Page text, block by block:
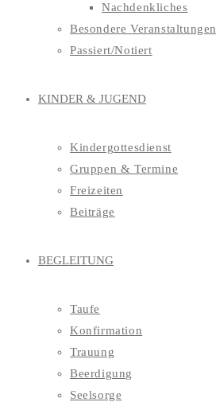
Nachdenkliches
Besondere Veranstaltungen
Passiert/Notiert
KINDER & JUGEND
Kindergottesdienst
Gruppen & Termine
Freizeiten
Beiträge
BEGLEITUNG
Taufe
Konfirmation
Trauung
Beerdigung
Seelsorge